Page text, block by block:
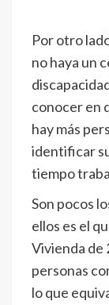
Por otro
no haya un
conocer en
hay más
identificar
tiempo
Son pocos
ellos es el
Vivienda de
personas
lo que